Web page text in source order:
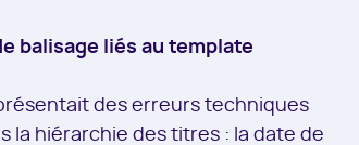
balisage liés au template
des erreurs techniques
la hiérarchie des titres : la date de